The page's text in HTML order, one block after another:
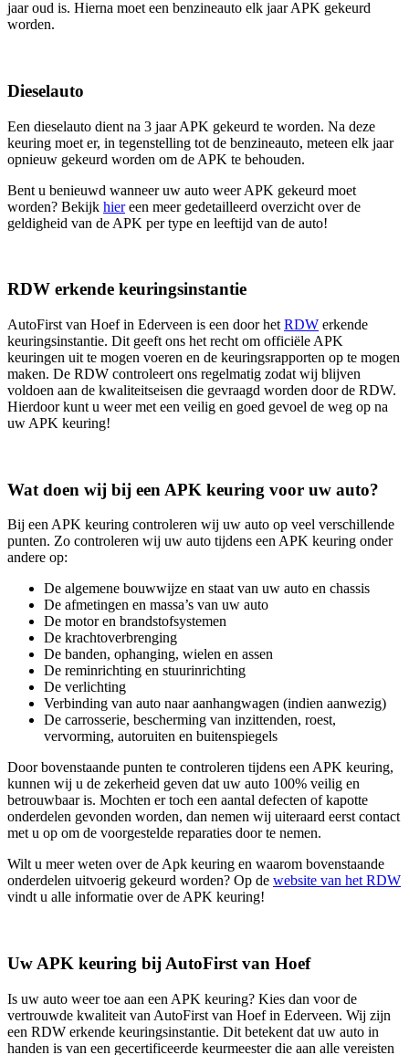
jaar oud is. Hierna moet een benzineauto elk jaar APK gekeurd
worden.
Dieselauto
Een dieselauto dient na 3 jaar APK gekeurd te worden. Na deze
keuring moet er, in tegenstelling tot de benzineauto, meteen elk jaar
opnieuw gekeurd worden om de APK te behouden.
Bent u benieuwd wanneer uw auto weer APK gekeurd moet
worden? Bekijk hiereen meer gedetailleerd overzicht over de
geldigheid van de APK per type en leeftijd van de auto!
RDW erkende keuringsinstantie
AutoFirst van Hoef in Ederveen is een door het RDW erkende
keuringsinstantie. Dit geeft ons het recht om officiële APK
keuringen uit te mogen voeren en de keuringsrapporten op te mogen
maken. De RDW controleert ons regelmatig zodat wij blijven
voldoen aan de kwaliteitseisen die gevraagd worden door de RDW.
Hierdoor kunt u weer met een veilig en goed gevoel de weg op na
uw APK keuring!
Wat doen wij bij een APK keuring voor uw auto?
Bij een APK keuring controleren wij uw auto op veel verschillende
punten. Zo controleren wij uw auto tijdens een APK keuring onder
andere op:
De algemene bouwwijze en staat van uw auto en chassis
De afmetingen en massa’s van uw auto
De motor en brandstofsystemen
De krachtoverbrenging
De banden, ophanging, wielen en assen
De reminrichting en stuurinrichting
De verlichting
Verbinding van auto naar aanhangwagen (indien aanwezig)
De carrosserie, bescherming van inzittenden, roest,
vervorming, autoruiten en buitenspiegels
Door bovenstaande punten te controleren tijdens een APK keuring,
kunnen wij u de zekerheid geven dat uw auto 100% veilig en
betrouwbaar is. Mochten er toch een aantal defecten of kapotte
onderdelen gevonden worden, dan nemen wij uiteraard eerst contact
met u op om de voorgestelde reparaties door te nemen.
Wilt u meer weten over de Apk keuring en waarom bovenstaande
onderdelen uitvoerig gekeurd worden? Op de website van het RDW
vindt u alle informatie over de APK keuring!
Uw APK keuring bij AutoFirst van Hoef
Is uw auto weer toe aan een APK keuring? Kies dan voor de
vertrouwde kwaliteit van AutoFirst van Hoef in Ederveen. Wij zijn
een RDW erkende keuringsinstantie. Dit betekent dat uw auto in
handen is van een gecertificeerde keurmeester die aan alle vereisten